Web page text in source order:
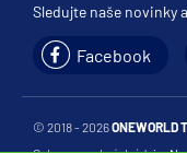
Sledujte naše novinky
Facebook
© 2018 - 2026ONEWORLD